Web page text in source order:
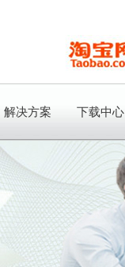
解决方案 下载中心